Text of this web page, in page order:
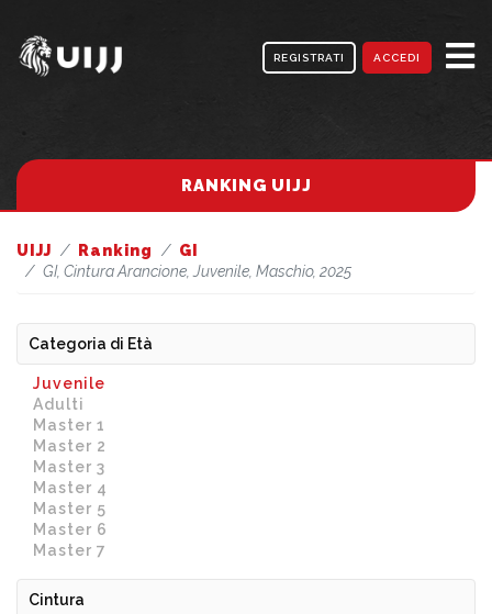
REGISTRATI ACCEDI
RANKING UIJJ
UIJJ Ranking
GI
GI, Cintura Arancione, Juvenile, Maschio, 2025
Categoria di Età
Juvenile
Adulti
Master 1
Master 2
Master 3
Master 4
Master 5
Master 6
Master 7
Cintura